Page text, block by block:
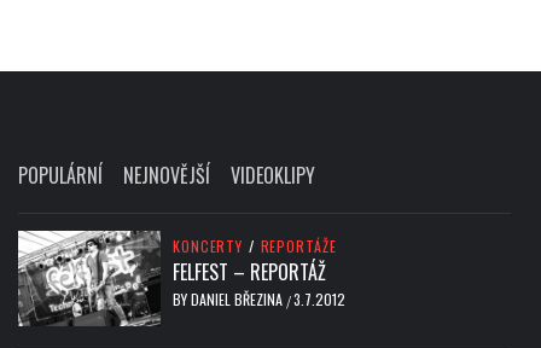
POPULÁRNÍ NEJNOVĚJŠÍ VIDEOKLIPY
KONCERTY / REPORTÁŽE
FELFEST – REPORTÁŽ
BYDANIEL BŘEZINA /3.7.2012